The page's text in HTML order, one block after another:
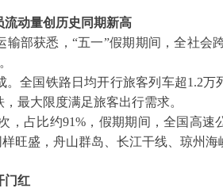
流动量创历史同期新高
输部获悉，“五一”假期期间，全社会
。全国铁路日均开行旅客列车超1.2万
最大限度满足旅客出行需求。
，占比约91%，假期期间，全国高速
旺盛，舟山群岛、长江干线、琼州海
门红